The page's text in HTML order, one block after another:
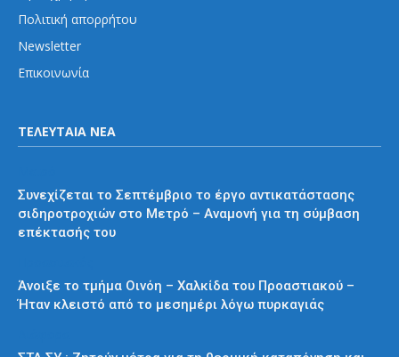
Πολιτική απορρήτου
Newsletter
Επικοινωνία
ΤΕΛΕΥΤΑΙΑ ΝΕΑ
Συνεχίζεται το Σεπτέμβριο το έργο αντικατάστασης
σιδηροτροχιών στο Μετρό – Αναμονή για τη σύμβαση
επέκτασής του
Άνοιξε το τμήμα Οινόη – Χαλκίδα του Προαστιακού –
Ήταν κλειστό από το μεσημέρι λόγω πυρκαγιάς